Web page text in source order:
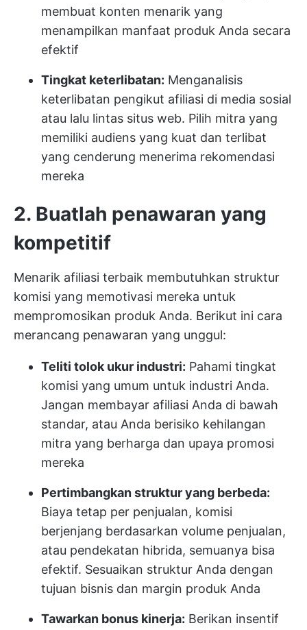
membuat konten menarik yang
menampilkan manfaat produk Anda secara
efektif
Tingkat keterlibatan: Menganalisis
keterlibatan pengikut afiliasi di media sosial
atau lalu lintas situs web. Pilih mitra yang
memiliki audiens yang kuat dan terlibat
yang cenderung menerima rekomendasi
mereka
2. Buatlah penawaran yang
kompetitif
Menarik afiliasi terbaik membutuhkan struktur
komisi yang memotivasi mereka untuk
mempromosikan produk Anda. Berikut ini cara
merancang penawaran yang unggul:
Teliti tolok ukur industri: Pahami tingkat
komisi yang umum untuk industri Anda.
Jangan membayar afiliasi Anda di bawah
standar, atau Anda berisiko kehilangan
mitra yang berharga dan upaya promosi
mereka
Pertimbangkan struktur yang berbeda:
Biaya tetap per penjualan, komisi
berjenjang berdasarkan volume penjualan,
atau pendekatan hibrida, semuanya bisa
efektif. Sesuaikan struktur Anda dengan
tujuan bisnis dan margin produk Anda
Tawarkan bonus kinerja: Berikan insentif